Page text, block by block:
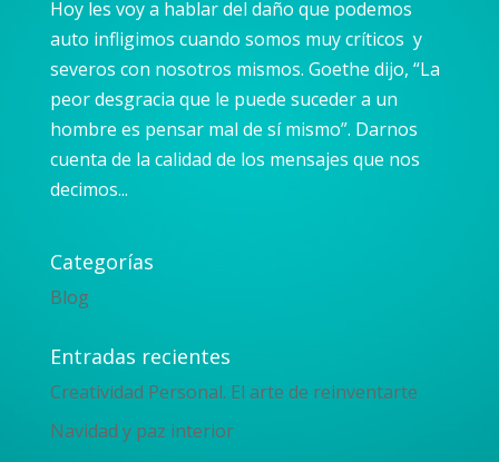
Hoy les voy a hablar del daño que podemos
auto infligimos cuando somos muy críticos y
severos con nosotros mismos. Goethe dijo, “La
peor desgracia que le puede suceder a un
hombre es pensar mal de sí mismo”. Darnos
cuenta de la calidad de los mensajes que nos
decimos...
Categorías
Blog
Entradas recientes
Creatividad Personal. El arte de reinventarte
Navidad y paz interior